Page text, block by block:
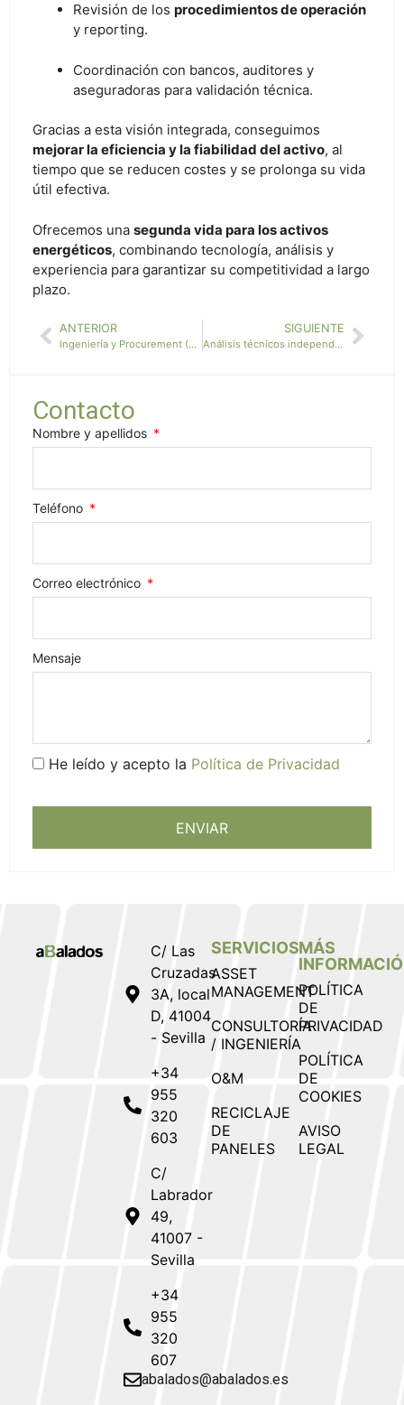
Revisión de los procedimientos de operación
y reporting.
Coordinación con bancos, auditores y
aseguradoras para validación técnica.
Gracias a esta visión integrada, conseguimos
mejorar la eficiencia y la fiabilidad del activo, al
tiempo que se reducen costes y se prolonga su vida
útil efectiva.
Ofrecemos una segunda vida para los activos
energéticos, combinando tecnología, análisis y
experiencia para garantizar su competitividad a largo
plazo.
ANTERIOR
Ingeniería y Procurement (PV & CSP)
SIGUIENTE
Análisis técnicos independientes y peritajes
Contacto
Nombre y apellidos
Teléfono
Correo electrónico
Mensaje
He leído y acepto la Política de Privacidad
ENVIAR
C/ Las
Cruzadas
3A, local
D, 41004
- Sevilla
+34
955
320
603
C/
Labrador
49,
41007 -
Sevilla
+34
955
320
607
abalados@abalados.es
SERVICIOS
ASSET
MANAGEMENT
CONSULTORÍA
/ INGENIERÍA
O&M
RECICLAJE
DE
PANELES
MÁS
POLÍTICA
DE
PRIVACIDAD
POLÍTICA
DE
COOKIES
AVISO
LEGAL